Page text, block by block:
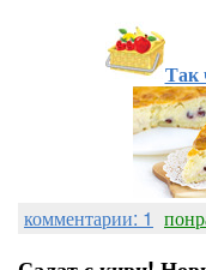
Так
комментарии: 1